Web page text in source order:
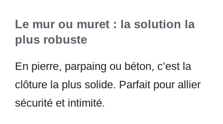
Le mur ou muret : la solution la
plus robuste
En pierre, parpaing ou béton, c’est la
clôture la plus solide. Parfait pour allier
sécurité et intimité.